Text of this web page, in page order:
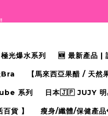
$40！🔥
光爆水系列 🆕 最新產品 |
Bra⁠ 【馬來西亞果醋 / 天然
系列 日本🇯🇵 JUJY 明
貨 】 瘦身/纖體/保健產品